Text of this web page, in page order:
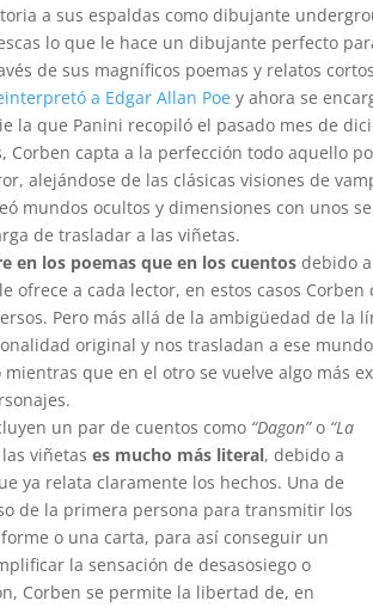
a sus espaldas como dibujante
lo que le hace un dibujante perfecto
de sus magníficos poemas y relatos
a Edgar Allan Poe y ahora se
la que Panini recopiló el pasado mes de
Corben capta a la perfección todo aquello
alejándose de las clásicas visiones de
mundos ocultos y dimensiones con unos
de trasladar a las viñetas.
en los poemas que en los cuentos debido
a cada lector, en estos casos
Pero más allá de la ambigüedad de la
original y nos trasladan a ese
que en el otro se vuelve algo más
un par de cuentos como “Dagon”o “La
viñetas es mucho más literal, debido a
ya relata claramente los hechos. Una de
de la primera persona para transmitir los
o una carta, para así conseguir un
la sensación de desasosiego o
Corben se permite la libertad de, en